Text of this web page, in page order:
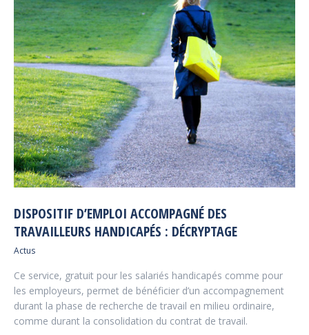
DISPOSITIF D’EMPLOI ACCOMPAGNÉ DES
TRAVAILLEURS HANDICAPÉS : DÉCRYPTAGE
Actus
Ce service, gratuit pour les salariés handicapés comme pour
les employeurs, permet de bénéficier d’un accompagnement
durant la phase de recherche de travail en milieu ordinaire,
comme durant la consolidation du contrat de travail.